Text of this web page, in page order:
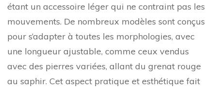
étant un accessoire léger qui ne contraint pas les
mouvements. De nombreux modèles sont conçus
pour s’adapter à toutes les morphologies, avec
une longueur ajustable, comme ceux vendus
avec des pierres variées, allant du grenat rouge
au saphir. Cet aspect pratique et esthétique fait